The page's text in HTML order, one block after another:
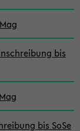
bis
bis SoSe